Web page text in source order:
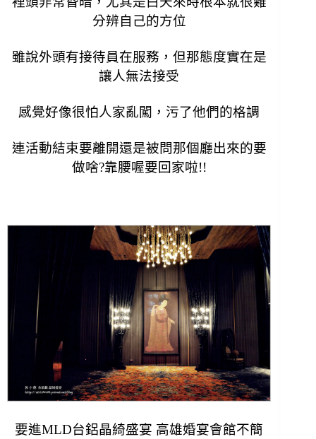
分辨自己的方位
雖說外頭有接待員在服務，但那態度實在是
讓人無法接受
感覺好像很怕人家亂闖，污了他們的格調
連活動結束要離開還是被問那個廳出來的要
做啥?靠腰喔要回家啦!!
要進MLD台鋁晶綺盛宴 高雄婚宴會館不簡